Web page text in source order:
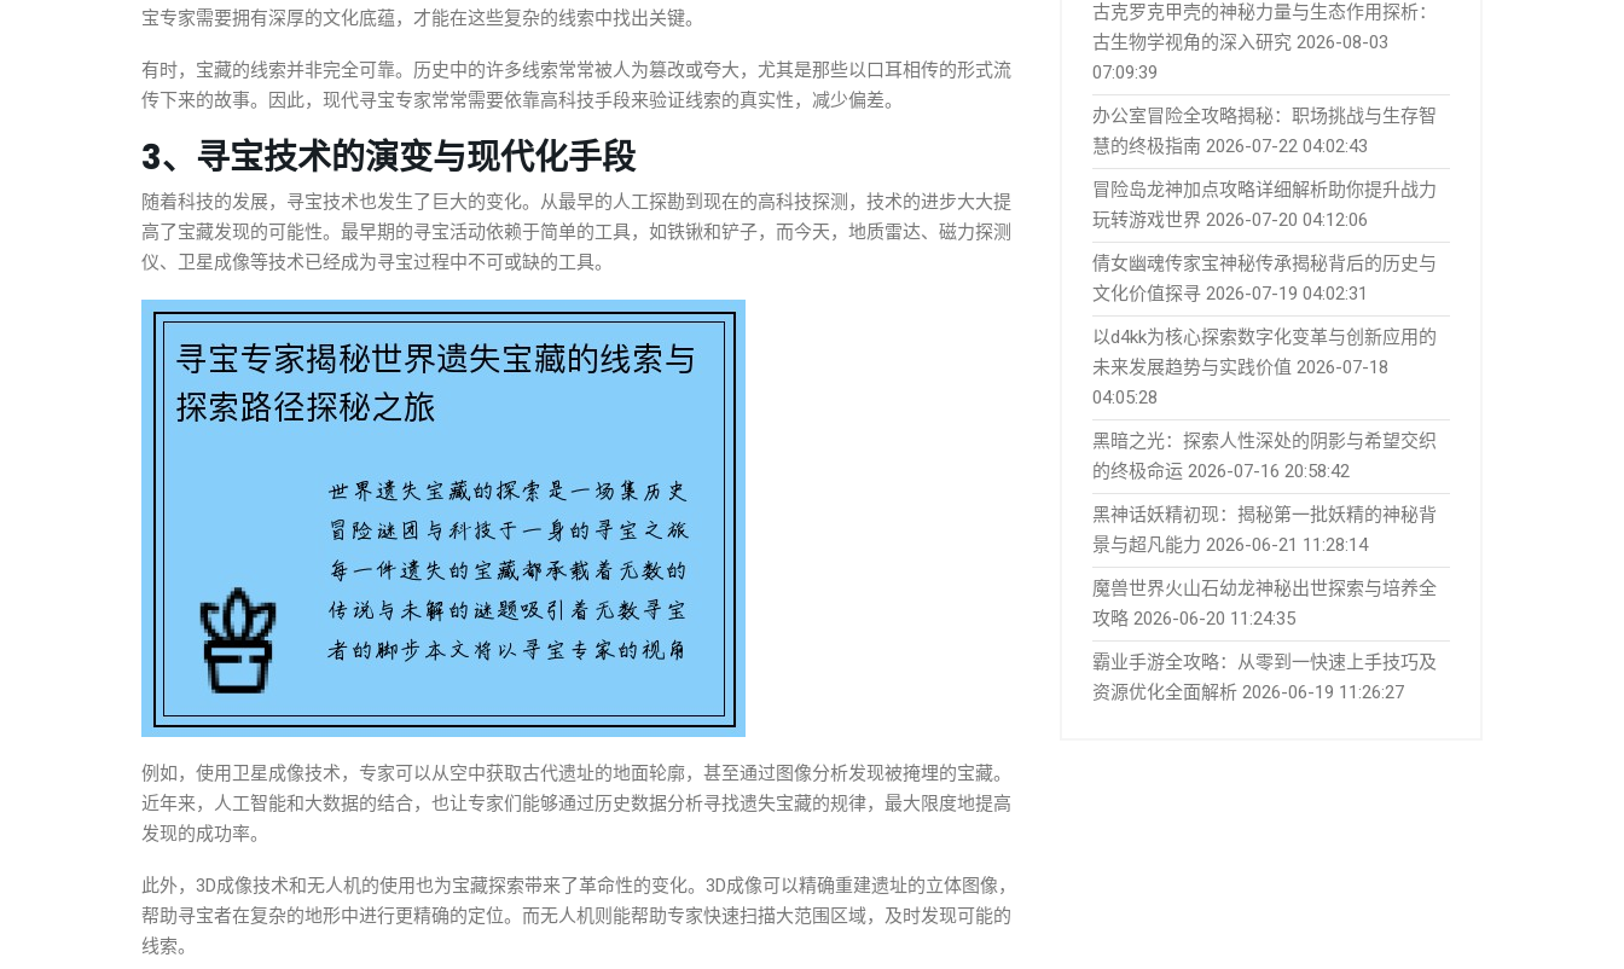
宝专家需要拥有深厚的文化底蕴，才能在这些复杂的线索中找出关键。
有时，宝藏的线索并非完全可靠。历史中的许多线索常常被人为篡改或夸大，尤其是那些以口耳相传的形式流
传下来的故事。因此，现代寻宝专家常常需要依靠高科技手段来验证线索的真实性，减少偏差。
3、寻宝技术的演变与现代化手段
随着科技的发展，寻宝技术也发生了巨大的变化。从最早的人工探勘到现在的高科技探测，技术的进步大大提
高了宝藏发现的可能性。最早期的寻宝活动依赖于简单的工具，如铁锹和铲子，而今天，地质雷达、磁力探测
仪、卫星成像等技术已经成为寻宝过程中不可或缺的工具。
例如，使用卫星成像技术，专家可以从空中获取古代遗址的地面轮廓，甚至通过图像分析发现被掩埋的宝藏。
近年来，人工智能和大数据的结合，也让专家们能够通过历史数据分析寻找遗失宝藏的规律，最大限度地提高
发现的成功率。
此外，3D成像技术和无人机的使用也为宝藏探索带来了革命性的变化。3D成像可以精确重建遗址的立体图像，
帮助寻宝者在复杂的地形中进行更精确的定位。而无人机则能帮助专家快速扫描大范围区域，及时发现可能的
线索。
古克罗克甲壳的神秘力量与生态作用探析：
古生物学视角的深入研究 2026-08-03
07:09:39
办公室冒险全攻略揭秘：职场挑战与生存智
慧的终极指南 2026-07-22 04:02:43
冒险岛龙神加点攻略详细解析助你提升战力
玩转游戏世界 2026-07-20 04:12:06
倩女幽魂传家宝神秘传承揭秘背后的历史与
文化价值探寻 2026-07-19 04:02:31
以d4kk为核心探索数字化变革与创新应用的
未来发展趋势与实践价值 2026-07-18
04:05:28
黑暗之光：探索人性深处的阴影与希望交织
的终极命运 2026-07-16 20:58:42
黑神话妖精初现：揭秘第一批妖精的神秘背
景与超凡能力 2026-06-21 11:28:14
魔兽世界火山石幼龙神秘出世探索与培养全
攻略 2026-06-20 11:24:35
霸业手游全攻略：从零到一快速上手技巧及
资源优化全面解析 2026-06-19 11:26:27